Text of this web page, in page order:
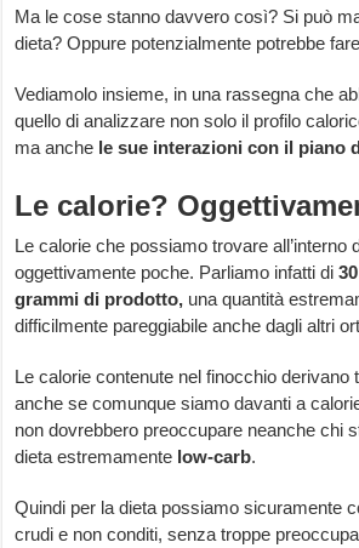
Ma le cose stanno davvero così? Si può
dieta? Oppure potenzialmente potrebbe
Vediamolo insieme, in una rassegna che
quello di analizzare non solo il profilo
ma anche le sue interazioni con il piano
Le calorie?
Le calorie che possiamo trovare all’interno
oggettivamente poche. Parliamo infatti di
grammi di prodotto, una quantità
difficilmente pareggiabile anche dagli altri
Le calorie contenute nel finocchio derivano
anche se comunque siamo davanti a
non dovrebbero preoccupare neanche chi
dieta estremamente low-carb.
Quindi per la dieta possiamo sicuramente
crudi e non conditi, senza troppe